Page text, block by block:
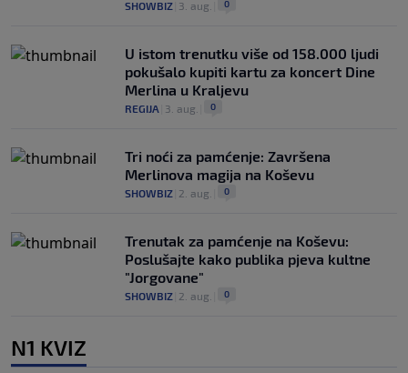
SHOWBIZ 3. aug. 0
U istom trenutku više od 158.000 ljudi
pokušalo kupiti kartu za koncert Dine
Merlina u Kraljevu
REGIJA 3. aug. 0
Tri noći za pamćenje: Završena
Merlinova magija na Koševu
SHOWBIZ 2. aug. 0
Trenutak za pamćenje na Koševu:
Poslušajte kako publika pjeva kultne
"Jorgovane"
SHOWBIZ 2. aug. 0
N1 KVIZ